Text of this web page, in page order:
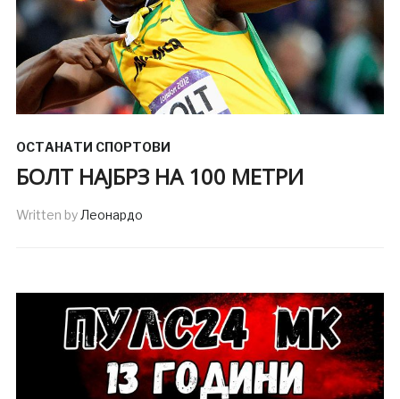
ОСТАНАТИ СПОРТОВИ
БОЛТ НАЈБРЗ НА 100 МЕТРИ
Written byЛеонардо